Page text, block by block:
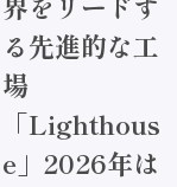
る先進的な工
場
「Lighthous
e」2026年は